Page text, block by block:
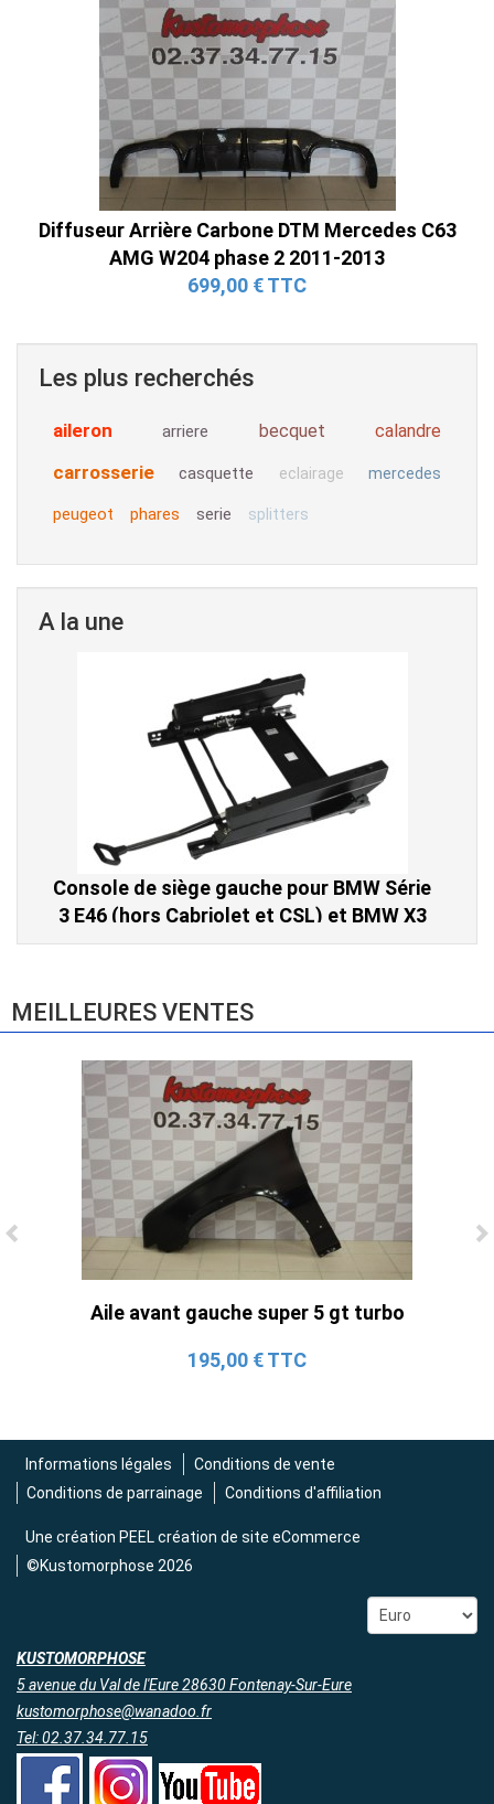
Diffuseur Arrière Carbone DTM Mercedes C63
AMG W204 phase 2 2011-2013
699,00 € TTC
Les plus recherchés
aileron arriere becquet calandre
carrosserie casquette eclairage mercedes
peugeot phares serie splitters
A la une
Ligne Cat-Back Active 4 Sorties avec
(2015-2023)
2 690,00 € TTC
Console de siège gauche pour BMW Série
3 E46 (hors Cabriolet et CSL) et BMW X3
E83 (2004-2010)
MEILLEURES VENTES
Aile avant gauche super 5 gt turbo
195,00 € TTC
Informations légales
Conditions de vente
Conditions de parrainage
Conditions d'affiliation
Une création PEEL création de site eCommerce
©Kustomorphose 2026
KUSTOMORPHOSE
5 avenue du Val de l'Eure 28630 Fontenay-Sur-Eure
kustomorphose@wanadoo.fr
Tel: 02.37.34.77.15